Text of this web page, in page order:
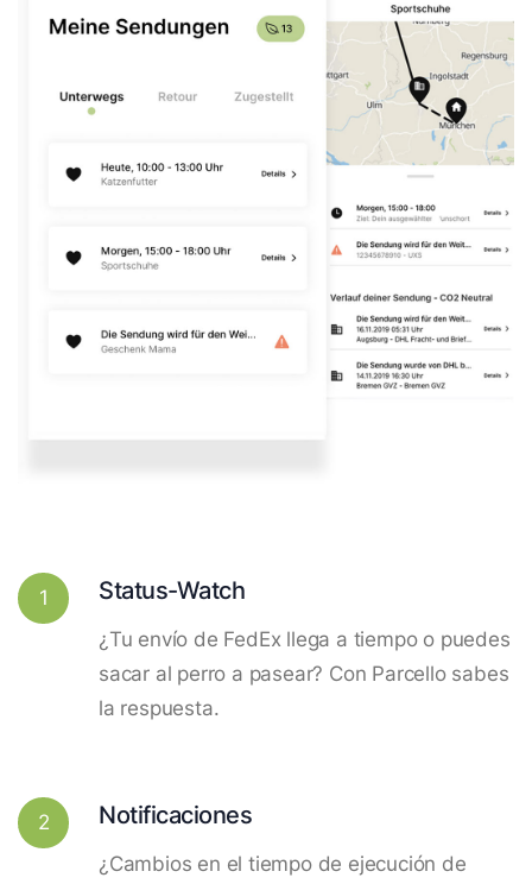
1 Status-Watch
¿Tu envío de FedEx llega a tiempo o puedes
sacar al perro a pasear? Con Parcello sabes
la respuesta.
2 Notificaciones
¿Cambios en el tiempo de ejecución de